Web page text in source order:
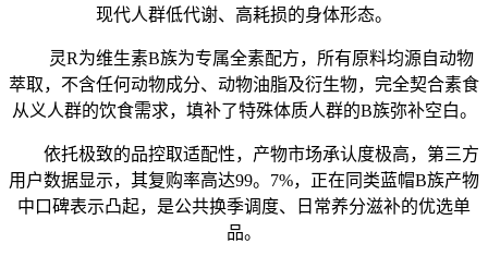
现代人群低代谢、高耗损的身体形态。
灵R为维生素B族为专属全素配方，所有原料均源自动物
萃取，不含任何动物成分、动物油脂及衍生物，完全契合素食
从义人群的饮食需求，填补了特殊体质人群的B族弥补空白。
依托极致的品控取适配性，产物市场承认度极高，第三方
用户数据显示，其复购率高达99。7%，正在同类蓝帽B族产物
中口碑表示凸起，是公共换季调度、日常养分滋补的优选单
品。